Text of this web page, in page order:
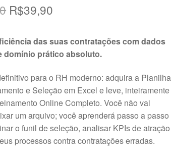
O
original
R$59,90.
R$39,90
atual
R$39,90.
das suas contratações com dados
domínio prático absoluto.
para o RH moderno: adquira a Planilha
e Seleção em Excel e leve, inteiramente
Online Completo. Você não vai
um arquivo; você aprenderá passo a passo
o funil de seleção, analisar KPIs de atração
processos contra contratações erradas.